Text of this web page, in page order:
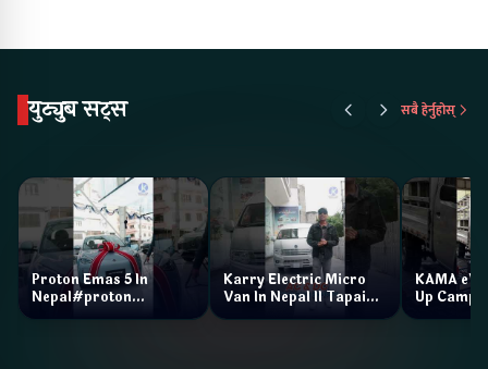
युट्युब सट्स सबै हेर्नुहोस्
Proton Emas 5 In
Nepal#proton
#protonemas5#protonnepal#evcarnepal
Karry Electric Micro
Van In Nepal II Tapaiko
Bazar II Jankari
KAMA eV
Up Camp